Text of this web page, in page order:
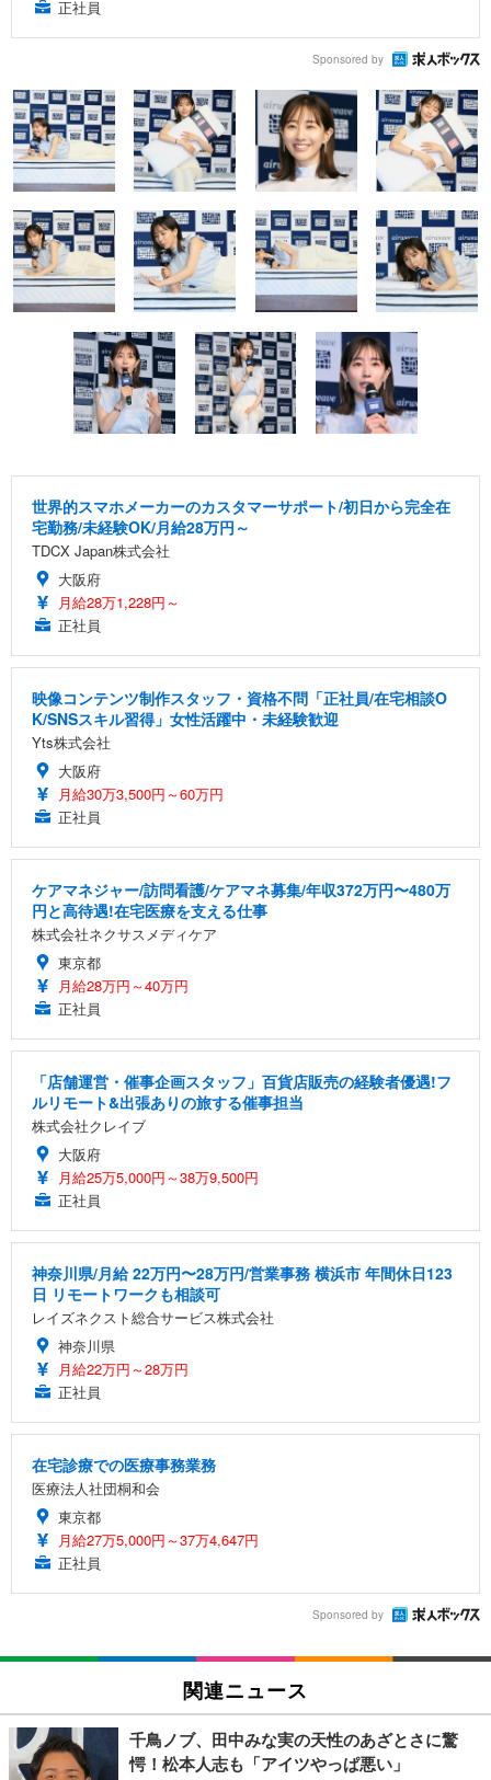
正社員
Sponsored by
世界的スマホメーカーのカスタマーサポート/初日から完全在
宅勤務/未経験OK/月給28万円～
TDCX Japan株式会社
大阪府
月給28万1,228円～
正社員
映像コンテンツ制作スタッフ・資格不問「正社員/在宅相談O
K/SNSスキル習得」女性活躍中・未経験歓迎
Yts株式会社
大阪府
月給30万3,500円～60万円
正社員
ケアマネジャー/訪問看護/ケアマネ募集/年収372万円〜480万
円と高待遇!在宅医療を支える仕事
株式会社ネクサスメディケア
東京都
月給28万円～40万円
正社員
「店舗運営・催事企画スタッフ」百貨店販売の経験者優遇!フ
ルリモート&出張ありの旅する催事担当
株式会社クレイブ
大阪府
月給25万5,000円～38万9,500円
正社員
神奈川県/月給 22万円〜28万円/営業事務 横浜市 年間休日123
日 リモートワークも相談可
レイズネクスト総合サービス株式会社
神奈川県
月給22万円～28万円
正社員
在宅診療での医療事務業務
医療法人社団桐和会
東京都
月給27万5,000円～37万4,647円
正社員
Sponsored by
関連ニュース
千鳥ノブ、田中みな実の天性のあざとさに驚
愕！松本人志も「アイツやっぱ悪い」